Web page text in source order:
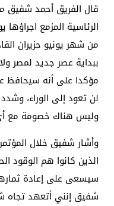
قال الفريق أحمد شفيق
الرئاسية المزمع
من شهر يونيو حزيران
ببداية عصر جديد لمصر
مؤكدا على أنه سيحافظ
لن تعود إلى الوراء،
وليس هناك خصومة مع
وأشار شفيق خلال
الذين كانوا هم الوقود
سيسعى على إعادة
شفيق إنني أتعهد تجاه